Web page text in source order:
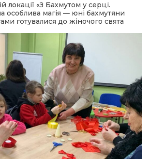
локації «З Бахмутом у серці.
особлива магія — юні бахмутяни
готувалися до жіночого свята